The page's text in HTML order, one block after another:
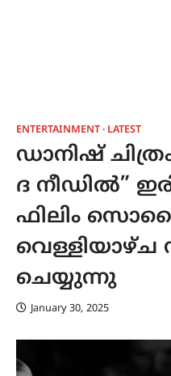
ENTERTAINMENT LATEST
ഡാനിഷ്
ദ നീഡിൽ”
ഫിലിം
വെള്ളിയാഴ്ച
ചെയ്യുന്നു
January 30, 2025